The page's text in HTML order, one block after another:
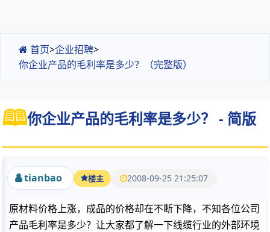
首页>企业招聘>
你企业产品的毛利率是多少？（完整版）
你企业产品的毛利率是多少？ - 简版
tianbao 楼主 2008-09-25 21:25:07
原材料价格上涨，成品的价格却在不断下降，不知各位公司
产品毛利率是多少？让大家都了解一下线缆行业的外部环境